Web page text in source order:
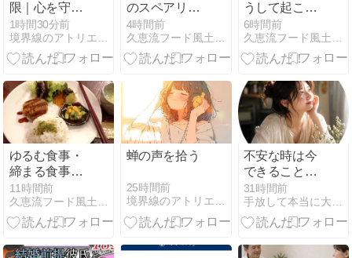
限｜心を守る
ための、朝晩
30分というル
ール
1時間30分前
のスペアリブ
風レシピ
4時間前
うして起こる
のか
6時間前
ゆるむ食事・
締まる食事｜
甘味と塩気の
ちから
11時間前
蝉の声を拾う
25時間前
境界線のアトリエ -The Muted World-
不安な時は今
できることを
する。そし
て、来たご縁
と向き合って
31時間前